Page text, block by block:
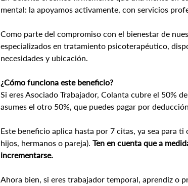
mental: la apoyamos activamente, con servicios
Como parte del compromiso con el bienestar de
especializados en tratamiento psicoterapéutico,
necesidades y ubicación.
¿Cómo funciona este beneficio?
Si eres Asociado Trabajador, Colanta cubre el 50%
asumes el otro 50%, que puedes pagar por
Este beneficio aplica hasta por 7 citas, ya sea para
hijos, hermanos o pareja). Ten en cuenta que a
incrementarse.
Ahora bien, si eres trabajador temporal, aprendiz o